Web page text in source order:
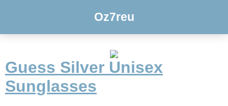
Oz7reu
Guess Silver Unisex
Sunglasses